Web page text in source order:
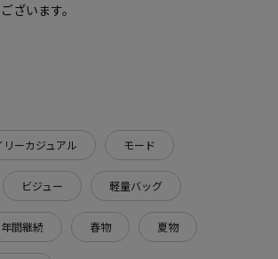
ざいます。
リーカジュアル モード
ビジュー 軽量バッグ
年間継続 春物 夏物